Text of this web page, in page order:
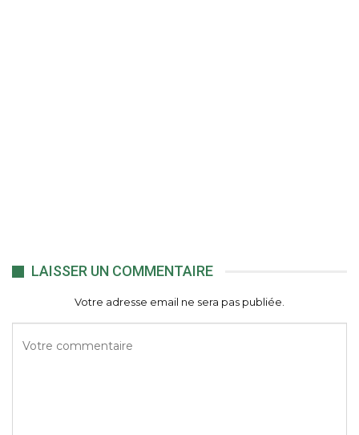
LAISSER UN COMMENTAIRE
Votre adresse email ne sera pas publiée.